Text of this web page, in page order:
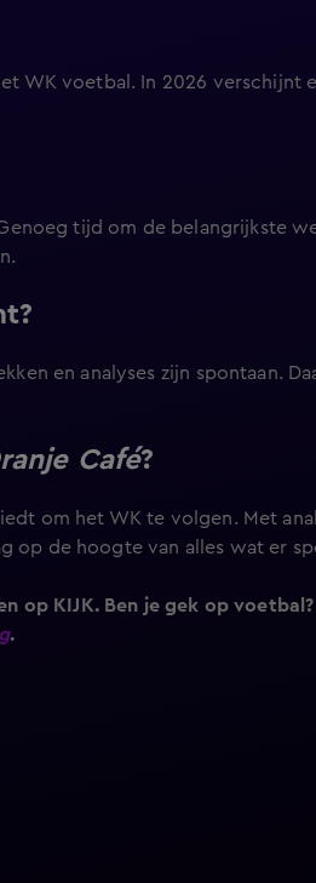
WK voetbal. In 2026 verschijnt
tijd om de belangrijkste
en analyses zijn spontaan.
Café?
om het WK te volgen. Met
op de hoogte van alles wat er
op KIJK. Ben je gek op
.